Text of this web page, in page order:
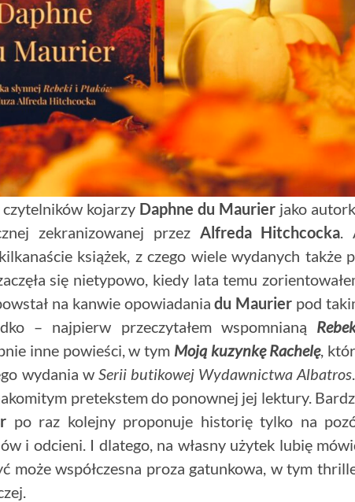
czytelników kojarzy Daphne du Maurier jako
zekranizowanej przez Alfreda Hitchcocka .
książek, z czego wiele wydanych także
się nietypowo, kiedy lata temu
na kanwie opowiadaniadu Maurier pod
– najpierw przeczytałem wspomnianą
inne powieści, w tym Moją kuzynkę Rachelę,
wydania w Serii butikowej Wydawnictwa Albatros
pretekstem do ponownej jej lektury.
po raz kolejny proponuje historię tylko na
i odcieni. I dlatego, na własny użytek lubię
może współczesna proza gatunkowa, w tym